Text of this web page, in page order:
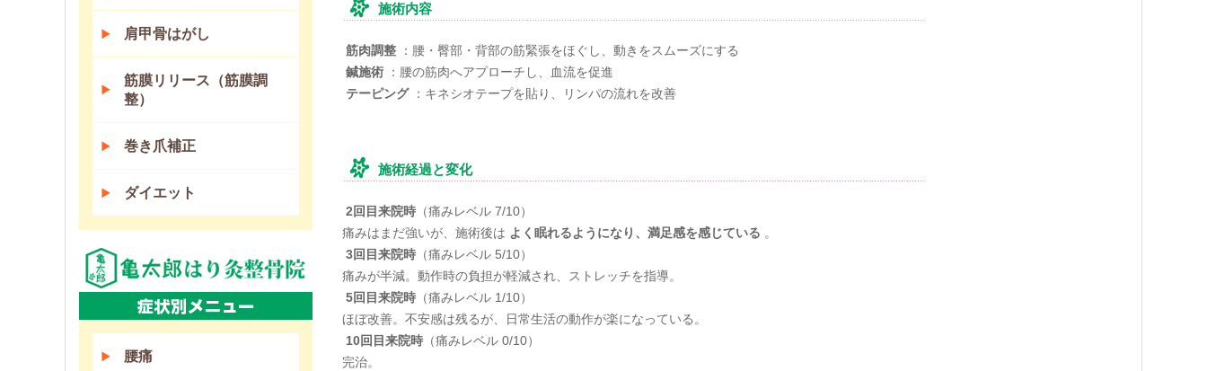
施術内容
筋肉調整 ：腰・臀部・背部の筋緊張をほぐし、動きをスムーズにする
鍼施術 ：腰の筋肉へアプローチし、血流を促進
テーピング：キネシオテープを貼り、リンパの流れを改善
施術経過と変化
2回目来院時 （痛みレベル 7/10）
痛みはまだ強いが、施術後は よく眠れるようになり、満足感を感じている 。
3回目来院時 （痛みレベル 5/10）
痛みが半減。動作時の負担が軽減され、ストレッチを指導。
5回目来院時 （痛みレベル 1/10）
ほぼ改善。不安感は残るが、日常生活の動作が楽になっている。
10回目来院時 （痛みレベル 0/10）
完治。
肩甲骨はがし
筋膜リリース（筋膜調
整）
巻き爪補正
ダイエット
腰痛